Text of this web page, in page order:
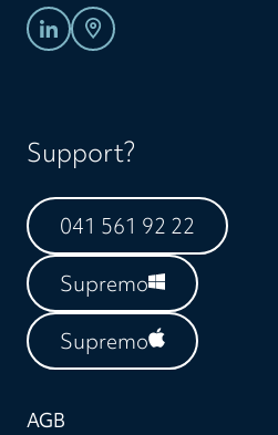
Support?
041 561 92 22
Supremo
Supremo
AGB